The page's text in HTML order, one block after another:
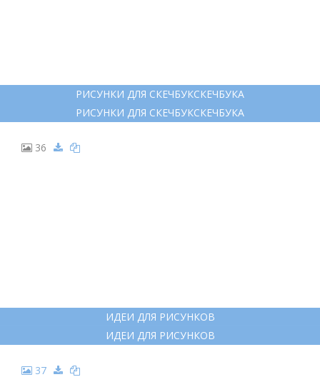
РИСУНКИ ДЛЯ СКЕЧБУКСКЕЧБУКА
РИСУНКИ ДЛЯ СКЕЧБУКСКЕЧБУКА
36
ИДЕИ ДЛЯ РИСУНКОВ
ИДЕИ ДЛЯ РИСУНКОВ
37